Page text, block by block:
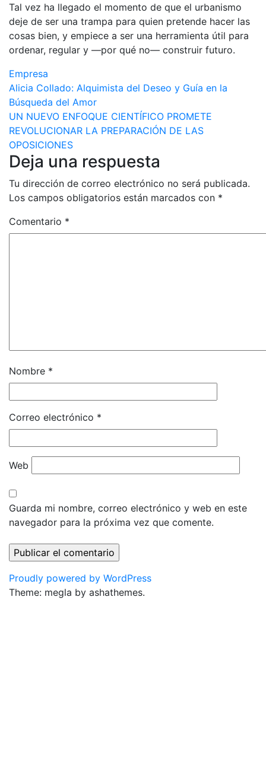
Tal vez ha llegado el momento de que el urbanismo
deje de ser una trampa para quien pretende hacer las
cosas bien, y empiece a ser una herramienta útil para
ordenar, regular y —por qué no— construir futuro.
Empresa
Navegación
de
entradas
Alicia Collado: Alquimista del Deseo y Guía en la
Búsqueda del Amor
UN NUEVO ENFOQUE CIENTÍFICO PROMETE
REVOLUCIONAR LA PREPARACIÓN DE LAS
OPOSICIONES
Deja una respuesta
Tu dirección de correo electrónico no será publicada.
Los campos obligatorios están marcados con *
Comentario *
Nombre *
Correo electrónico *
Web
Guarda mi nombre, correo electrónico y web en este
navegador para la próxima vez que comente.
Proudly powered by WordPress
Theme: megla by ashathemes.